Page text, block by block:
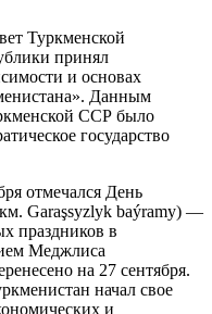
Туркменской
принял
и основах
Данным
ССР было
государство
отмечался День
Garaşsyzlyk baýramy) —
праздников в
Меджлиса
на 27 сентября.
начал свое
и